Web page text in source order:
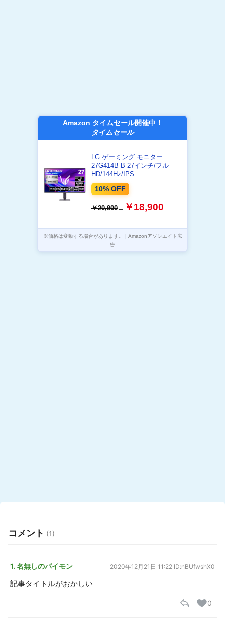
Amazon タイムセール開催中！
タイムセール
LG ゲーミング モニター
27G414B-B 27インチ/フル
HD/144Hz/IPS
1ms(MBR)/HDMI、DP/スピー
カー/多機能スタンド
10% OFF
￥20,900→ ￥18,900
※価格は変動する場合があります。 | Amazonアソシエイト広
告
コメント (1)
1. 名無しのパイモン 2020年12月21日 11:22 ID:nBUfwshX0
記事タイトルがおかしい
0